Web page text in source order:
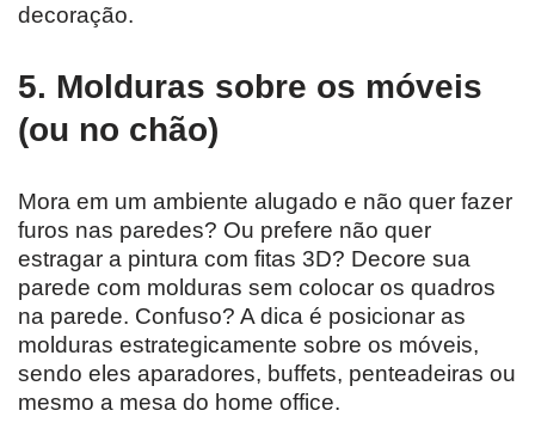
decoração.
5. Molduras sobre os móveis
(ou no chão)
Mora em um ambiente alugado e não quer fazer
furos nas paredes? Ou prefere não quer
estragar a pintura com fitas 3D? Decore sua
parede com molduras sem colocar os quadros
na parede. Confuso? A dica é posicionar as
molduras estrategicamente sobre os móveis,
sendo eles aparadores, buffets, penteadeiras ou
mesmo a mesa do home office.